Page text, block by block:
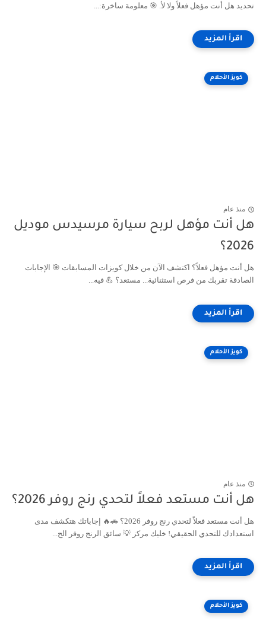
تحديد هل أنت مؤهل فعلاً ولا لأ. 🎯 معلومة ساخرة:...
كويز الأحلام
منذ عام
هل أنت مؤهل لربح سيارة مرسيدس موديل
2026؟
هل أنت مؤهل فعلاً؟ اكتشف الآن من خلال كويزات المسابقات 🎯 الإجابات
الصادقة تقربك من فرص استثنائية... مستعد؟ 💪 فيه...
كويز الأحلام
منذ عام
هل أنت مستعد فعلاً لتحدي رنج روفر 2026؟
هل أنت مستعد فعلاً لتحدي رنج روفر 2026؟ 🚗🔥 إجاباتك هتكشف مدى
استعدادك للتحدي الحقيقي! خليك مركز 💡 سائق الرنج روفر الح...
كويز الأحلام